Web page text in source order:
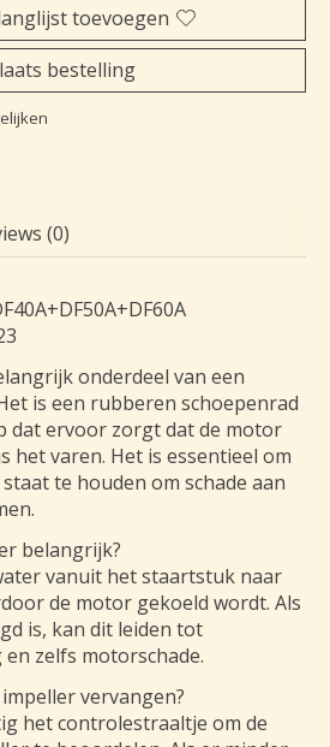
toevoegen
bestelling
(0)
onderdeel van een
is een rubberen schoepenrad
dat ervoor zorgt dat de motor
het varen. Het is essentieel om
te houden om schade aan
belangrijk?
vanuit het staartstuk naar
de motor gekoeld wordt. Als
is, kan dit leiden tot
zelfs motorschade.
vervangen?
het controlestraaltje om de